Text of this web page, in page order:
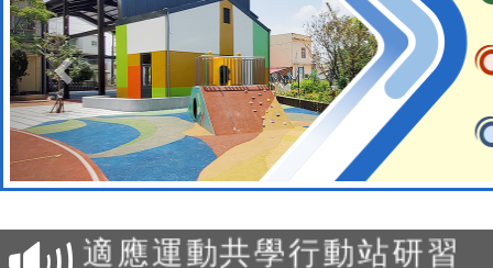
本校115學年度第2次代理
結果公告(無人報名，續辦
適應運動共學行動站研習